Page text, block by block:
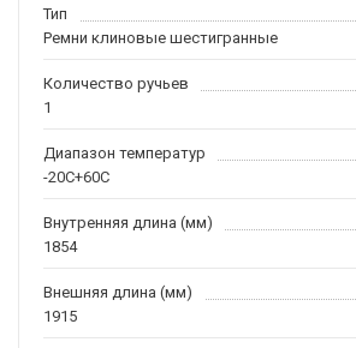
Тип
Ремни клиновые шестигранные
Количество ручьев
1
Диапазон температур
-20С+60С
Внутренняя длина (мм)
1854
Внешняя длина (мм)
1915